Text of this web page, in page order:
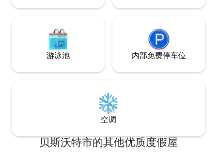
游泳池 内部免费停车位
空调
贝斯沃特市的其他优质度假屋